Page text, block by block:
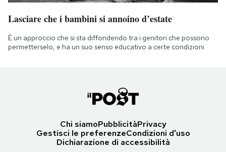
Lasciare che i bambini si annoino d’estate
È un approccio che si sta diffondendo tra i genitori che possono
permetterselo, e ha un suo senso educativo a certe condizioni
Chi siamoPubblicitàPrivacy
Gestisci le preferenzeCondizioni d'uso
Dichiarazione di accessibilità